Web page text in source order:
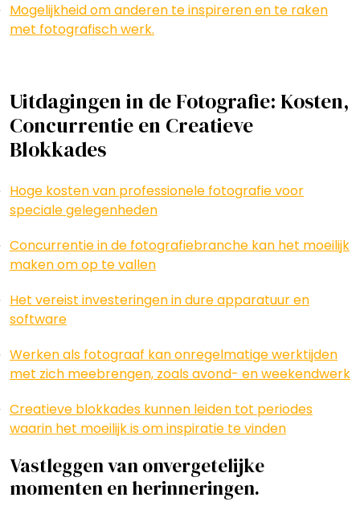
Mogelijkheid om anderen te inspireren en te raken
met fotografisch werk.
Uitdagingen in de Fotografie: Kosten,
Concurrentie en Creatieve
Blokkades
Hoge kosten van professionele fotografie voor
speciale gelegenheden
Concurrentie in de fotografiebranche kan het moeilijk
maken om op te vallen
Het vereist investeringen in dure apparatuur en
software
Werken als fotograaf kan onregelmatige werktijden
met zich meebrengen, zoals avond- en weekendwerk
Creatieve blokkades kunnen leiden tot periodes
waarin het moeilijk is om inspiratie te vinden
Vastleggen van onvergetelijke
momenten en herinneringen.